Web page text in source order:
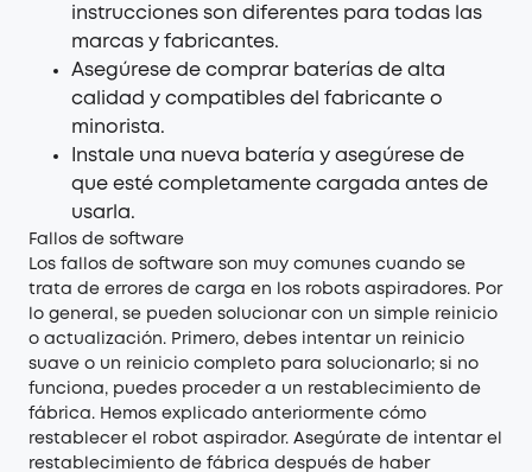
instrucciones son diferentes para todas las
marcas y fabricantes.
Asegúrese de comprar baterías de alta
calidad y compatibles del fabricante o
minorista.
Instale una nueva batería y asegúrese de
que esté completamente cargada antes de
usarla.
Fallos de software
Los fallos de software son muy comunes cuando se
trata de errores de carga en los robots aspiradores. Por
lo general, se pueden solucionar con un simple reinicio
o actualización. Primero, debes intentar un reinicio
suave o un reinicio completo para solucionarlo; si no
funciona, puedes proceder a un restablecimiento de
fábrica. Hemos explicado anteriormente cómo
restablecer el robot aspirador. Asegúrate de intentar el
restablecimiento de fábrica después de haber